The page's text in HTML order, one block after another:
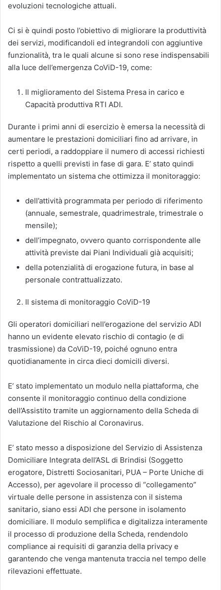
evoluzioni tecnologiche attuali.
Ci si è quindi posto l’obiettivo di migliorare la produttività
dei servizi, modificandoli ed integrandoli con aggiuntive
funzionalità, tra le quali alcune si sono rese indispensabili
alla luce dell’emergenza CoViD-19, come:
Il miglioramento del Sistema Presa in carico e
Capacità produttiva RTI ADI.
Durante i primi anni di esercizio è emersa la necessità di
aumentare le prestazioni domiciliari fino ad arrivare, in
certi periodi, a raddoppiare il numero di accessi richiesti
rispetto a quelli previsti in fase di gara. E’ stato quindi
implementato un sistema che ottimizza il monitoraggio:
dell’attività programmata per periodo di riferimento
(annuale, semestrale, quadrimestrale, trimestrale o
mensile);
dell’impegnato, ovvero quanto corrispondente alle
attività previste dai Piani Individuali già acquisiti;
della potenzialità di erogazione futura, in base al
personale contrattualizzato.
Il sistema di monitoraggio CoViD-19
Gli operatori domiciliari nell’erogazione del servizio ADI
hanno un evidente elevato rischio di contagio (e di
trasmissione) da CoViD-19, poiché ognuno entra
quotidianamente in circa dieci domicili diversi.
E’ stato implementato un modulo nella piattaforma, che
consente il monitoraggio continuo della condizione
dell’Assistito tramite un aggiornamento della Scheda di
Valutazione del Rischio al Coronavirus.
E’ stato messo a disposizione del Servizio di Assistenza
Domiciliare Integrata dell’ASL di Brindisi (Soggetto
erogatore, Distretti Sociosanitari, PUA – Porte Uniche di
Accesso), per agevolare il processo di “collegamento”
virtuale delle persone in assistenza con il sistema
sanitario, siano essi ADI che persone in isolamento
domiciliare. Il modulo semplifica e digitalizza interamente
il processo di produzione della Scheda, rendendolo
compliance ai requisiti di garanzia della privacy e
garantendo che venga mantenuta traccia nel tempo delle
rilevazioni effettuate.